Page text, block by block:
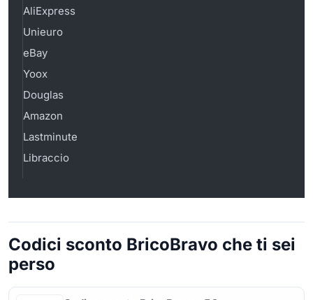
AliExpress
Unieuro
eBay
Yoox
Douglas
Amazon
Lastminute
Libraccio
Codici sconto BricoBravo che ti sei
perso